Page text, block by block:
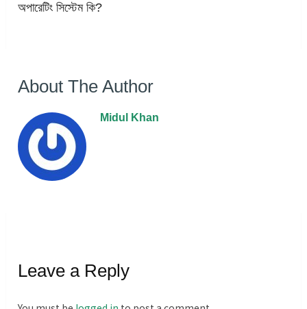
অপারেটিং সিস্টেম কি?
About The Author
Midul Khan
Leave a Reply